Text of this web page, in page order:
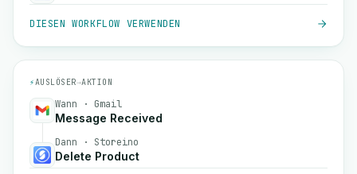
DIESEN WORKFLOW VERWENDEN
⚡AUSLÖSER→AKTION
Wann · Gmail
Message Received
Dann · Storeino
Delete Product